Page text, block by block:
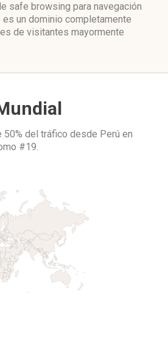
safe browsing para navegación
es un dominio completamente
de visitantes mayormente
50% del tráfico desde Perú en
#19.